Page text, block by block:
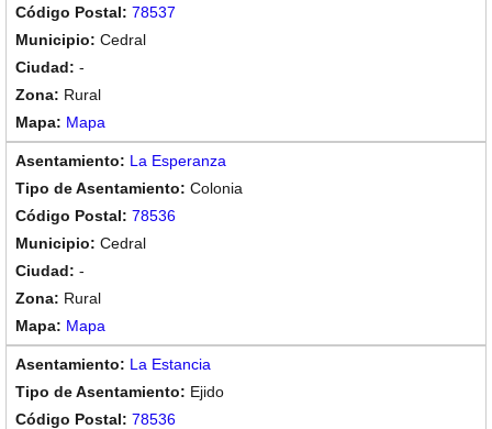
78537
Cedral
-
Rural
Mapa
La Esperanza
Colonia
78536
Cedral
-
Rural
Mapa
La Estancia
Ejido
78536